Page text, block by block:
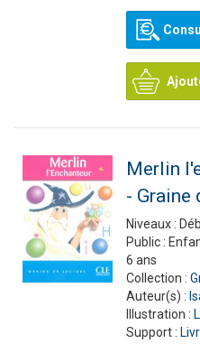
Merlin
- Graine
Niveaux :
Public :
6 ans
Collection :
Auteur(s) :
Illustration :
Support :